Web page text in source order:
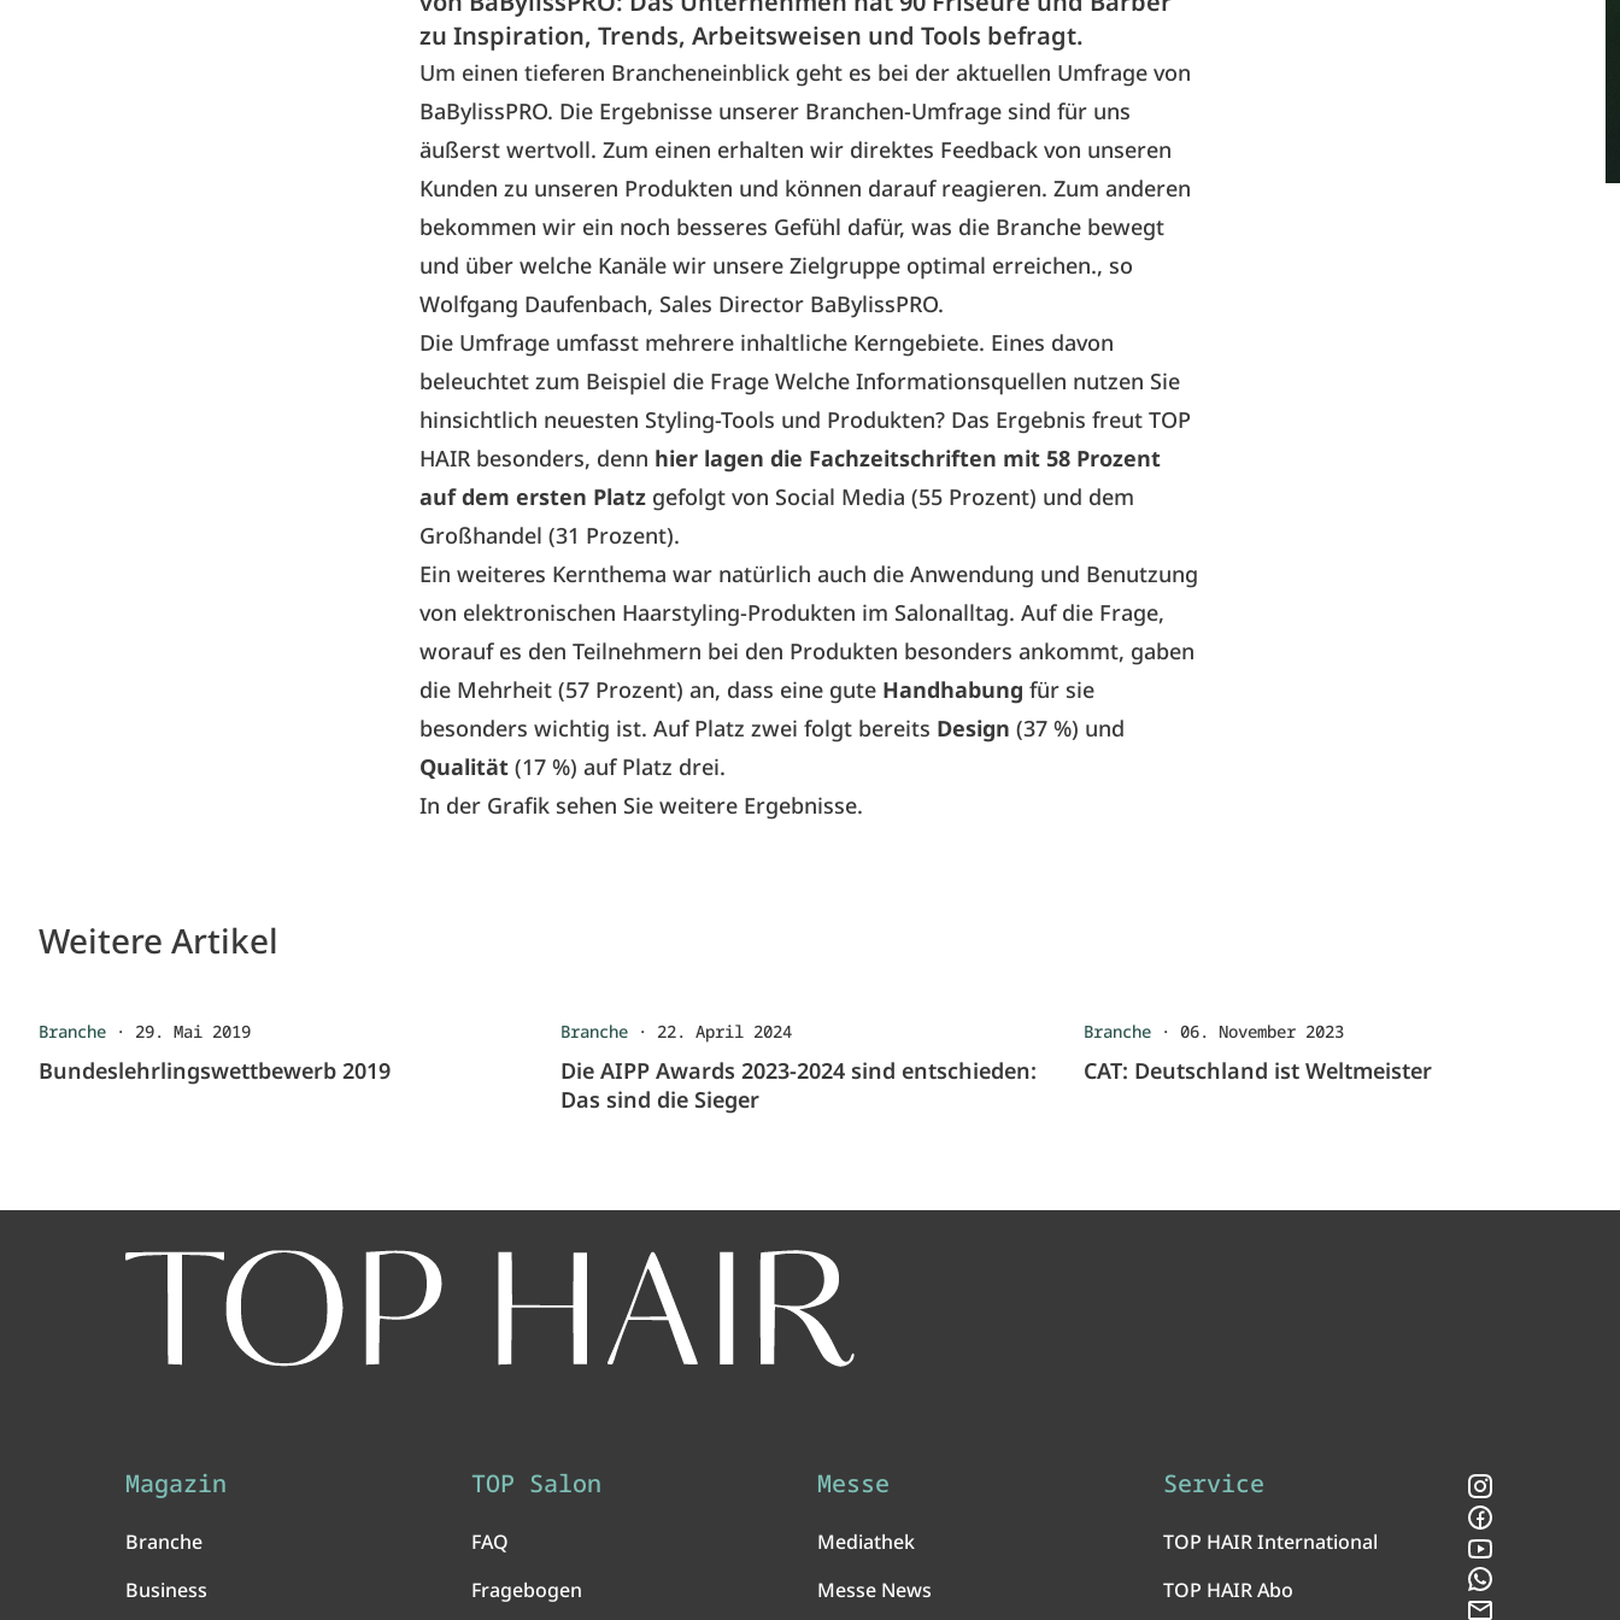
zu Inspiration, Trends, Arbeitsweisen und Tools befragt.
Um einen tieferen Brancheneinblick geht es bei der aktuellen Umfrage von
BaBylissPRO. Die Ergebnisse unserer Branchen-Umfrage sind für uns
äußerst wertvoll. Zum einen erhalten wir direktes Feedback von unseren
Kunden zu unseren Produkten und können darauf reagieren. Zum anderen
bekommen wir ein noch besseres Gefühl dafür, was die Branche bewegt
und über welche Kanäle wir unsere Zielgruppe optimal erreichen., so
Wolfgang Daufenbach, Sales Director BaBylissPRO.
Die Umfrage umfasst mehrere inhaltliche Kerngebiete. Eines davon
beleuchtet zum Beispiel die Frage Welche Informationsquellen nutzen Sie
hinsichtlich neuesten Styling-Tools und Produkten? Das Ergebnis freut TOP
HAIR besonders, denn hier lagen die Fachzeitschriften mit 58 Prozent
auf dem ersten Platz gefolgt von Social Media (55 Prozent) und dem
Großhandel (31 Prozent).
Ein weiteres Kernthema war natürlich auch die Anwendung und Benutzung
von elektronischen Haarstyling-Produkten im Salonalltag. Auf die Frage,
worauf es den Teilnehmern bei den Produkten besonders ankommt, gaben
die Mehrheit (57 Prozent) an, dass eine gute Handhabung für sie
besonders wichtig ist. Auf Platz zwei folgt bereits Design (37 %) und
Qualität (17 %) auf Platz drei.
In der Grafik sehen Sie weitere Ergebnisse.
Weitere Artikel
Branche · 29. Mai 2019
Bundeslehrlingswettbewerb 2019
Branche · 22. April 2024
Die AIPP Awards 2023-2024 sind entschieden:
Das sind die Sieger
Branche· 06. November 2023
CAT: Deutschland ist Weltmeister
Magazin
Branche
Business
TOP Salon
FAQ
Fragebogen
Messe
Mediathek
Messe News
Service
TOP HAIR International
TOP HAIR Abo